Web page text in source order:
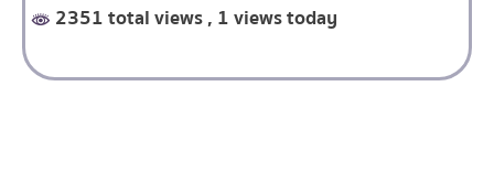
2351 total views, 1 views today